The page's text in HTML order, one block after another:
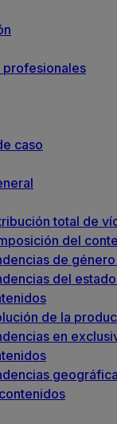
profesionales
caso
total de
del
de
del
de la
en